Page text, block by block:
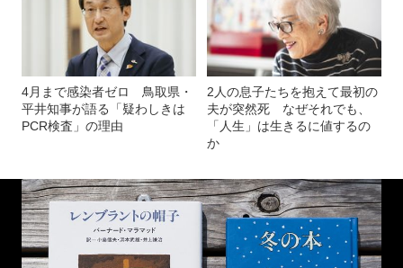
4月まで感染者ゼロ 鳥取県・
平井知事が語る「疑わしきは
PCR検査」の理由
2人の息子たちを抱えて最初の
夫が突然死 なぜそれでも、
「人生」は生きるに値するの
か